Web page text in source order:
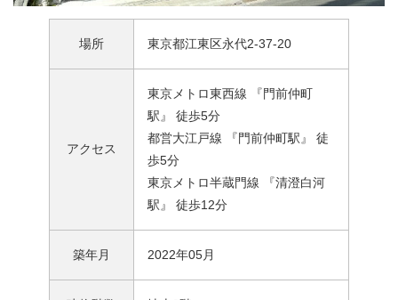
場所 東京都江東区永代2-37-20
アクセス
東京メトロ東西線 『門前仲町
駅』 徒歩5分
都営大江戸線 『門前仲町駅』 徒
歩5分
東京メトロ半蔵門線 『清澄白河
駅』 徒歩12分
築年月 2022年05月